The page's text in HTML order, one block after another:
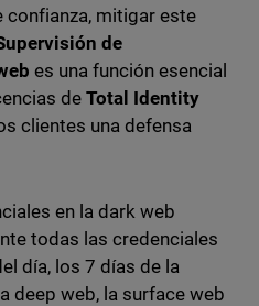
confianza, mitigar este
de
es una función esencial
deTotal Identity
clientes una defensa
en la dark web
todas las credenciales
día, los 7 días de la
deep web, la surface web